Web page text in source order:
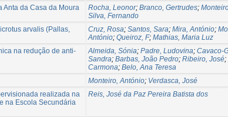
Anta da Casa da Moura
Rocha, Leonor; Branco, Gertrudes;
Silva, Fernando
arvalis (Pallas,
Cruz, Rosa; Santos, Sara; Mira, António;
António; Queiroz, F; Mathias, Maria Luz
na redução de anti-
Almeida, Sónia; Padre, Ludovina; Cavaco-
Sandra; Barbas, João Pedro; Ribeiro, José;
Carmona; Belo, Ana Teresa
Monteiro, António; Verdasca, José
realizada na
na Escola Secundária
Reis, José da Paz Pereira Batista dos